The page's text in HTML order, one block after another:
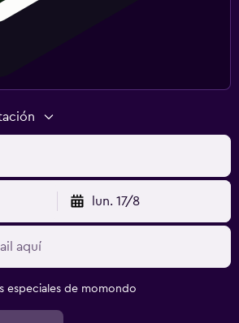
lun. 17/8
especiales de momondo